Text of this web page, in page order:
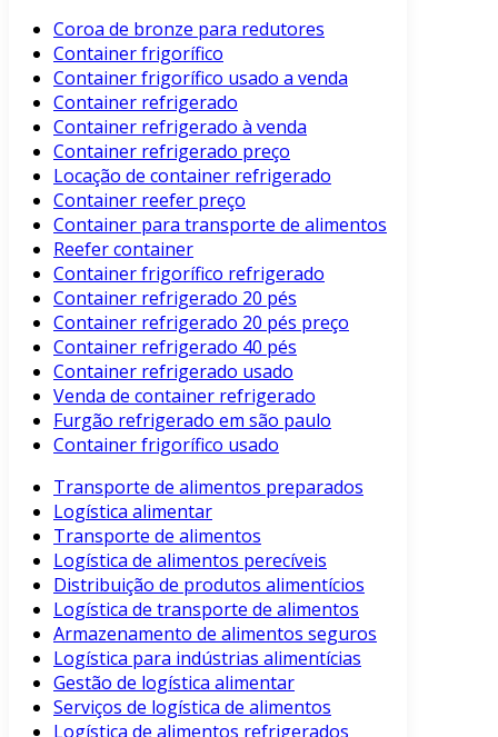
Coroa de bronze para redutores
Container frigorífico
Container frigorífico usado a venda
Container refrigerado
Container refrigerado à venda
Container refrigerado preço
Locação de container refrigerado
Container reefer preço
Container para transporte de alimentos
Reefer container
Container frigorífico refrigerado
Container refrigerado 20 pés
Container refrigerado 20 pés preço
Container refrigerado 40 pés
Container refrigerado usado
Venda de container refrigerado
Furgão refrigerado em são paulo
Container frigorífico usado
Transporte de alimentos preparados
Logística alimentar
Transporte de alimentos
Logística de alimentos perecíveis
Distribuição de produtos alimentícios
Logística de transporte de alimentos
Armazenamento de alimentos seguros
Logística para indústrias alimentícias
Gestão de logística alimentar
Serviços de logística de alimentos
Logística de alimentos refrigerados